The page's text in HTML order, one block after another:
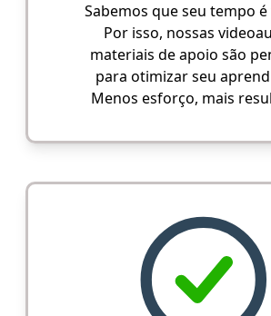
Sabemos que seu tempo é
Por isso, nossas
materiais de apoio são
para otimizar seu
Menos esforço, mais